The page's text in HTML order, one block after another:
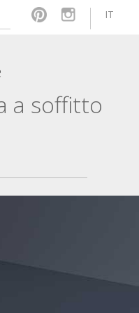
IT
a soffitto